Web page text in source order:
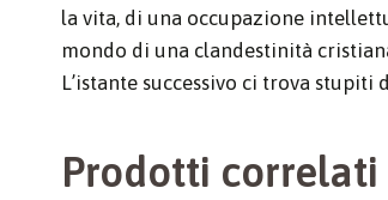
la vita, di una occupazione
mondo di una clandestinità
L’istante successivo ci trova
Prodotti correlati